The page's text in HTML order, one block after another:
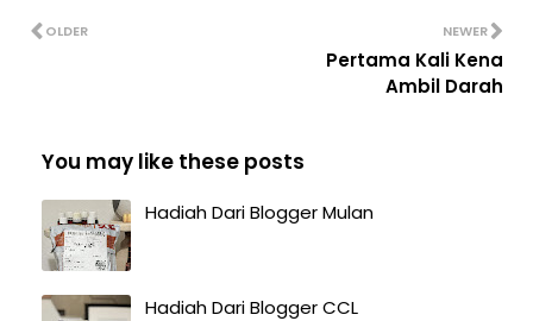
NEWER
Pertama Kali Kena
Ambil Darah
OLDER
You may like these posts
Hadiah Dari Blogger Mulan
Hadiah Dari Blogger CCL